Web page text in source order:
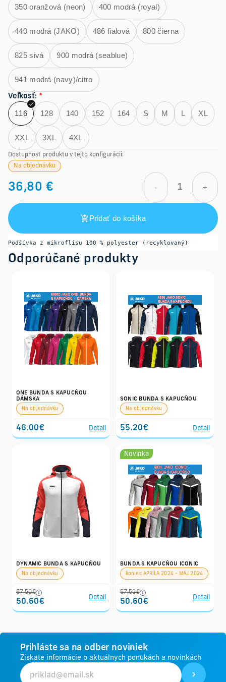
350 oranžová (neon) 400 modrá (royal)
440 modrá (JAKO) 486 fialová 800 čierna
825 sivá 900 modrá (seablue)
941 modrá (navy)/citro
Veľkosť: *
116 128 140 152 164 S M L XL
XXL 3XL 4XL
Dostupnosť produktu v tejto konfigurácii:
Na objednávku
36,80 € - +
Pridať do košíka
Podšívka z mikroflísu 100 % polyester (recyklovaný)
Odporúčané produkty
ONE BUNDA S KAPUCŇOU
DÁMSKA
Na objednávku
46.00€ Detail
SONIC BUNDA S KAPUCŇOU
Na objednávku
55.20€ Detail
DYNAMIC BUNDA S KAPUCŇOU
Na objednávku
57.50€
50.60€
Detail
Novinka
BUNDA S KAPUCŇOU ICONIC
koniec APRÍLA 2024 - MÁJ 2024
57.50€
50.60€
Detail
Prihláste sa na odber noviniek
Získate informácie o aktuálnych ponukách a novinkách